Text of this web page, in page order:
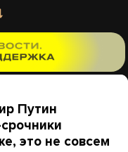
Путин
это не совсем